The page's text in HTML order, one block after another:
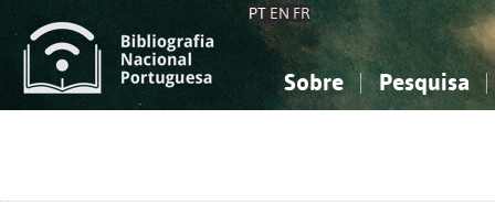
PT EN FR
Sobre Pesquisa